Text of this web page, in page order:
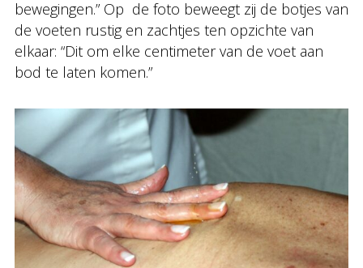
bewegingen.” Op de foto beweegt zij de botjes van
de voeten rustig en zachtjes ten opzichte van
elkaar: “Dit om elke centimeter van de voet aan
bod te laten komen.”